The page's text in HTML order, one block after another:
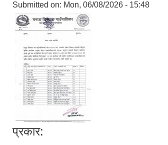
Submitted on: Mon, 06/08/2026 - 15:48
प्रकार: